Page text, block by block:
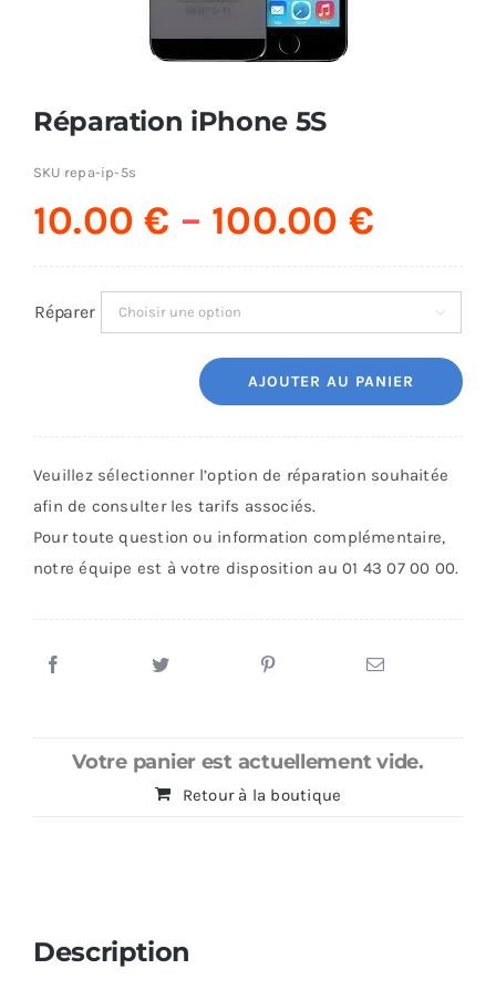
MAISON
Réparation iPhone 5S
SKU repa-ip-5s
10.00€ – 100.00 €
Réparer 
AJOUTER AU PANIER
Veuillez sélectionner l’option de réparation souhaitée
afin de consulter les tarifs associés.
Pour toute question ou information complémentaire,
notre équipe est à votre disposition au 01 43 07 00 00.
Votre panier est actuellement vide.
Retour à la boutique
Description